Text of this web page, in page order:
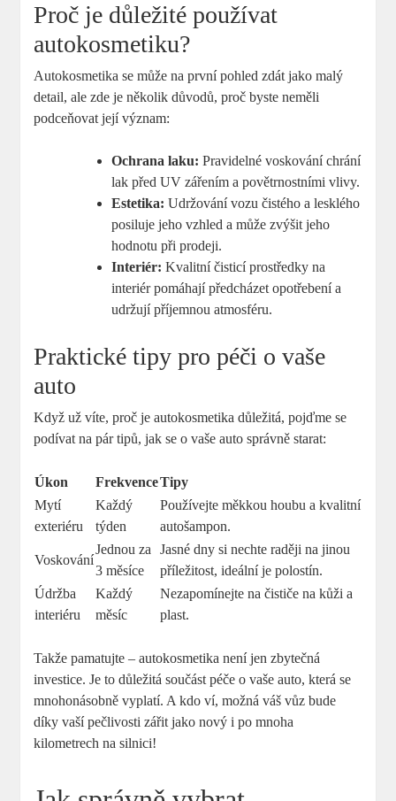
Proč je důležité používat
autokosmetiku?
Autokosmetika ⁣se může na první pohled zdát jako malý
detail, ale zde je několik důvodů, proč byste neměli
podceňovat její význam:
Ochrana laku: Pravidelné voskování chrání
lak ‌před UV zářením a povětrnostními vlivy.
Estetika: Udržování vozu čistého a lesklého
posiluje jeho vzhled a může zvýšit jeho
hodnotu při prodeji.
Interiér: Kvalitní čisticí prostředky na
interiér pomáhají předcházet opotřebení a
udržují příjemnou ⁣atmosféru.
Praktické tipy ⁢pro péči o vaše
auto
Když už víte,​ proč je autokosmetika důležitá,⁤ pojďme se
podívat na pár tipů, jak se o vaše auto ⁣správně starat:
Úkon FrekvenceTipy
Mytí
exteriéru
Každý
týden
Používejte měkkou houbu a kvalitní
autošampon.
Voskování
Jednou za
3 měsíce
Jasné dny si nechte raději na jinou
příležitost, ideální je polostín.
Údržba
interiéru
Každý
měsíc
Nezapomínejte na čističe na kůži a
plast.
Takže pamatujte –⁤ autokosmetika není jen zbytečná
investice. Je ‌to důležitá součást péče o vaše auto, která se
mnohonásobně vyplatí. A kdo ví, možná váš vůz bude
díky vaší pečlivosti zářit jako nový i po mnoha
kilometrech na silnici!